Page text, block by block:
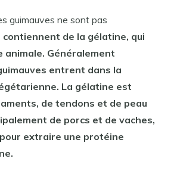
guimauves ne sont pas
contiennent de la gélatine, qui
animale. Généralement
entrent dans la
La gélatine est
de tendons et de peau
de porcs et de vaches,
extraire une protéine